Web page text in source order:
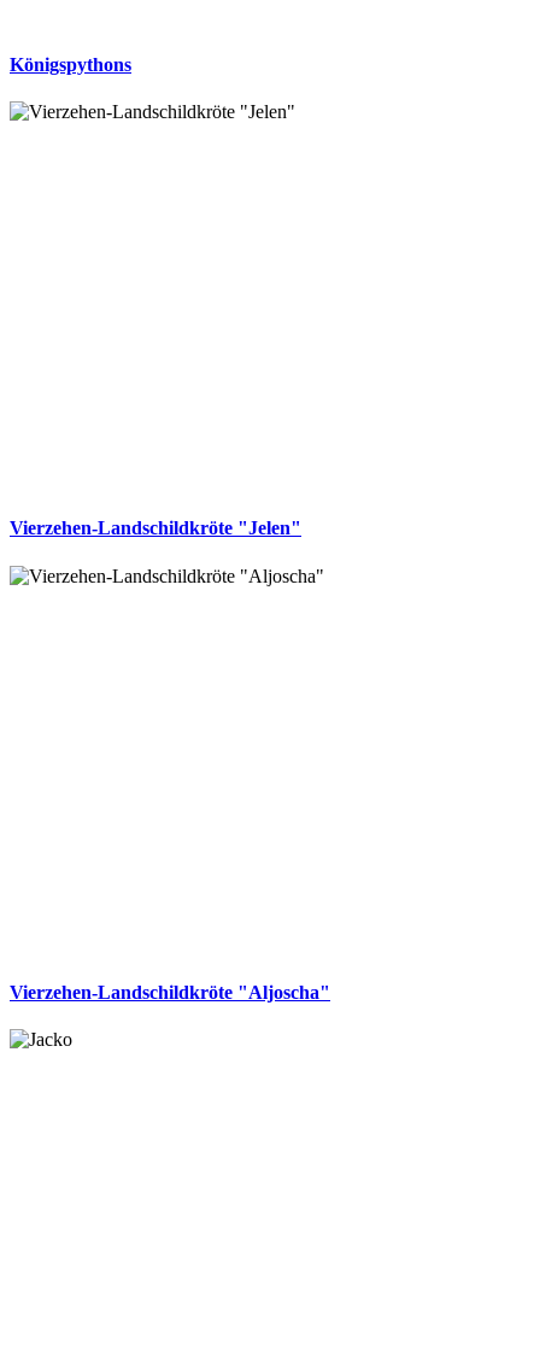
Königspythons
Vierzehen-Landschildkröte "Jelen"
Vierzehen-Landschildkröte "Aljoscha"